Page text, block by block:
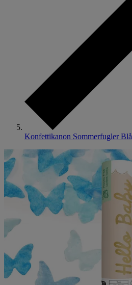
Konfettikanon Sommerfugler Blå